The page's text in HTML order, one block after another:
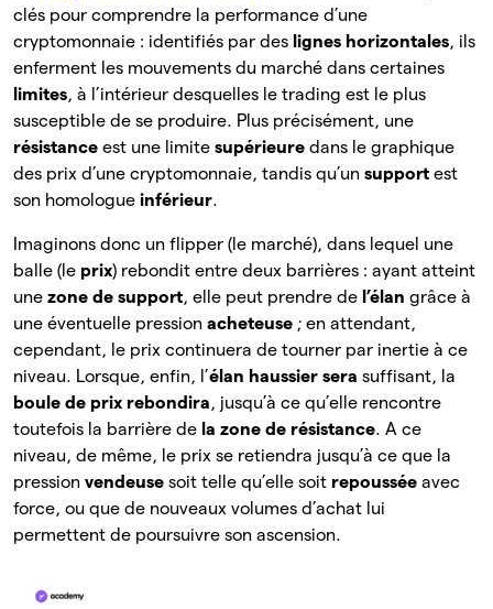
clés pour comprendre la performance d’une
cryptomonnaie : identifiés par des lignes horizontales, ils
enferment les mouvements du marché dans certaines
limites, à l’intérieur desquelles le trading est le plus
susceptible de se produire. Plus précisément, une
résistance est une limite supérieure dans le graphique
des prix d’une cryptomonnaie, tandis qu’un support est
son homologue inférieur.
Imaginons donc un flipper (le marché), dans lequel une
balle (le prix) rebondit entre deux barrières : ayant atteint
une zone de support, elle peut prendre de l’élan grâce à
une éventuelle pression acheteuse ; en attendant,
cependant, le prix continuera de tourner par inertie à ce
niveau. Lorsque, enfin, l’élan haussier sera suffisant, la
boule de prix rebondira, jusqu’à ce qu’elle rencontre
toutefois la barrière de la zone de résistance. A ce
niveau, de même, le prix se retiendra jusqu’à ce que la
pression vendeuse soit telle qu’elle soit repoussée avec
force, ou que de nouveaux volumes d’achat lui
permettent de poursuivre son ascension.